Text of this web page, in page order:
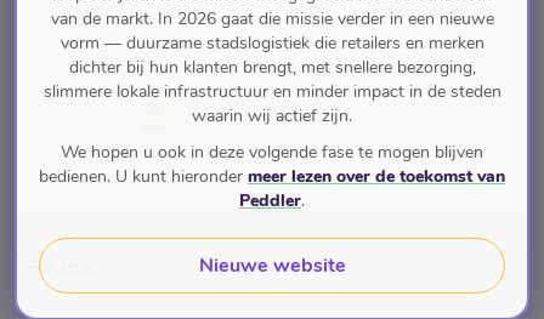
Brood
Omschrijving
Per stuk
van de markt. In 2026 gaat die missie verder in een nieuwe
vorm — duurzame stadslogistiek die retailers en merken
dichter bij hun klanten brengt, met snellere bezorging,
slimmere lokale infrastructuur en minder impact in de steden
waarin wij actief zijn.
We hopen u ook in deze volgende fase te mogen blijven
bedienen. U kunt hieronder meer lezen over de toekomst van
Peddler.
Nieuwe website